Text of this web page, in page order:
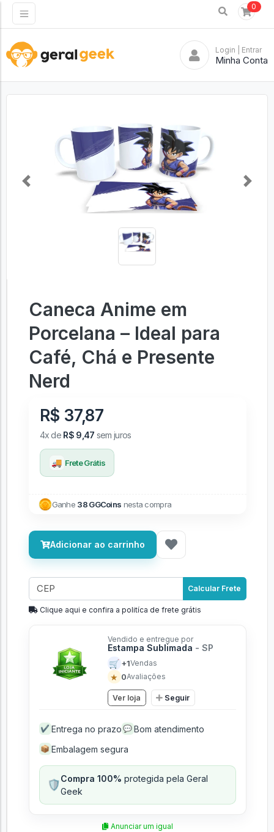
0
Login | Entrar
Minha Conta
Previous Next
Caneca Anime em
Porcelana – Ideal para
Café, Chá e Presente
Nerd
R$ 37,87
4x de R$ 9,47 sem juros
🚚 Frete Grátis
Ganhe 38 GGCoins nesta compra
Adicionar ao carrinho
Calcular Frete
Clique aqui e confira a politíca de frete grátis
Vendido e entregue por
Estampa Sublimada - SP
🛒 +1Vendas
★ 0Avaliações
Ver loja Seguir
✔ Entrega no prazo 💬 Bom atendimento
📦 Embalagem segura
🛡️Compra 100% protegida pela Geral
Geek
Anunciar um igual